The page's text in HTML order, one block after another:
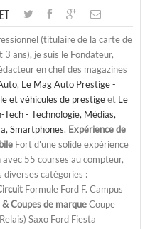
(titulaire de la carte de
3 ans), je suis le Fondateur,
en chef des magazines
, Le Mag Auto Prestige -
et véhicules de prestigeet Le
Tech - Technologie, Médias,
Smartphones. Expérience de
Fort d'une solide expérience
55 courses au compteur,
diverses catégories :
Formule Ford F. Campus
& Coupes de marqueCoupe
Saxo Ford Fiesta